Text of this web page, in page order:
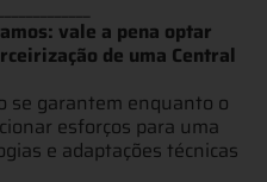
vale a pena optar
de uma Central
se garantem enquanto o
esforços para uma
e adaptações técnicas